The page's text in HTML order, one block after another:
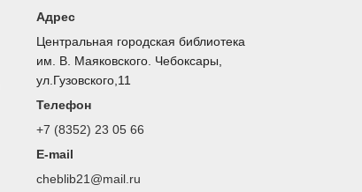
Адрес
Центральная городская библиотека
им. В. Маяковского. Чебоксары,
ул.Гузовского,11
Телефон
+7 (8352) 23 05 66
E-mail
cheblib21@mail.ru